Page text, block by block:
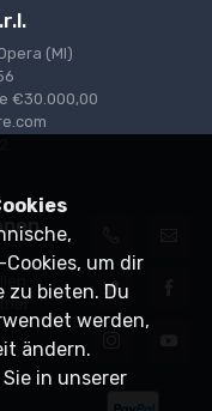
(MI)
€30.000,00
um dir
zu bieten. Du
werden,
ändern.
in unserer